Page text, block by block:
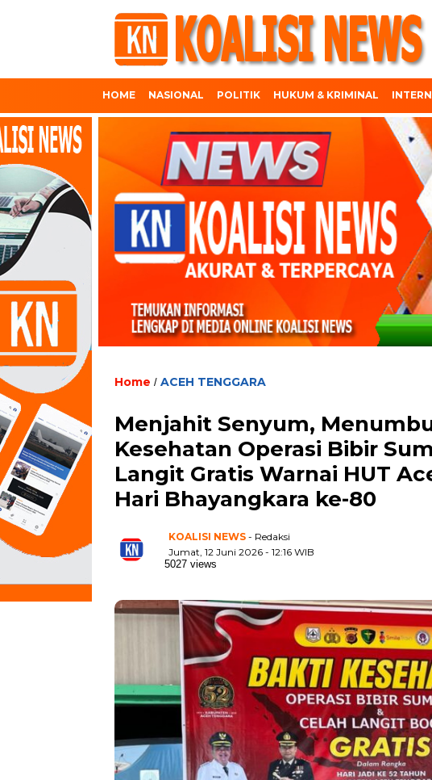
HOME NASIONAL POLITIK HUKUM & KRIMINAL
Home / ACEH TENGGARA
Menjahit Senyum,
Kesehatan Operasi Bibir
Langit Gratis Warnai HUT
Hari Bhayangkara ke-80
KOALISI NEWS - Redaksi
Jumat, 12 Juni 2026 - 12:16 WIB
5027 views